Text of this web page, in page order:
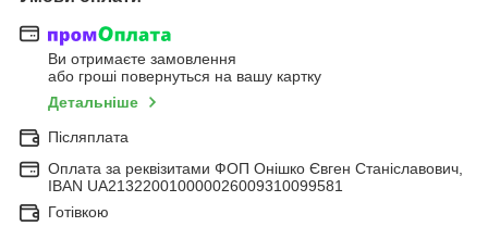
Ви отримаєте замовлення
або гроші повернуться на вашу картку
Детальніше
Післяплата
Оплата за реквізитами ФОП Онішко Євген Станіславович,
IBAN UA213220010000026009310099581
Готівкою